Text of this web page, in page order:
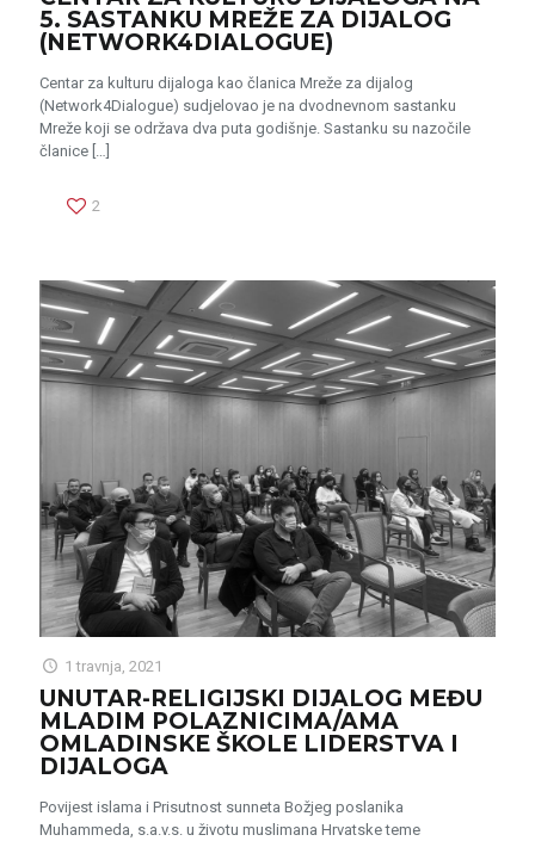
5. SASTANKU MREŽE ZA DIJALOG
(NETWORK4DIALOGUE)
Centar za kulturu dijaloga kao članica Mreže za dijalog
(Network4Dialogue) sudjelovao je na dvodnevnom sastanku
Mreže koji se održava dva puta godišnje. Sastanku su nazočile
članice […]
2
1 travnja, 2021
UNUTAR-RELIGIJSKI DIJALOG MEĐU
MLADIM POLAZNICIMA/AMA
OMLADINSKE ŠKOLE LIDERSTVA I
DIJALOGA
Povijest islama i Prisutnost sunneta Božjeg poslanika
Muhammeda, s.a.v.s. u životu muslimana Hrvatske teme